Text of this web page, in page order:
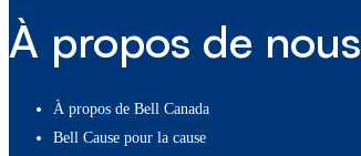
À propos de nous
À propos de Bell Canada
Bell Cause pour la cause